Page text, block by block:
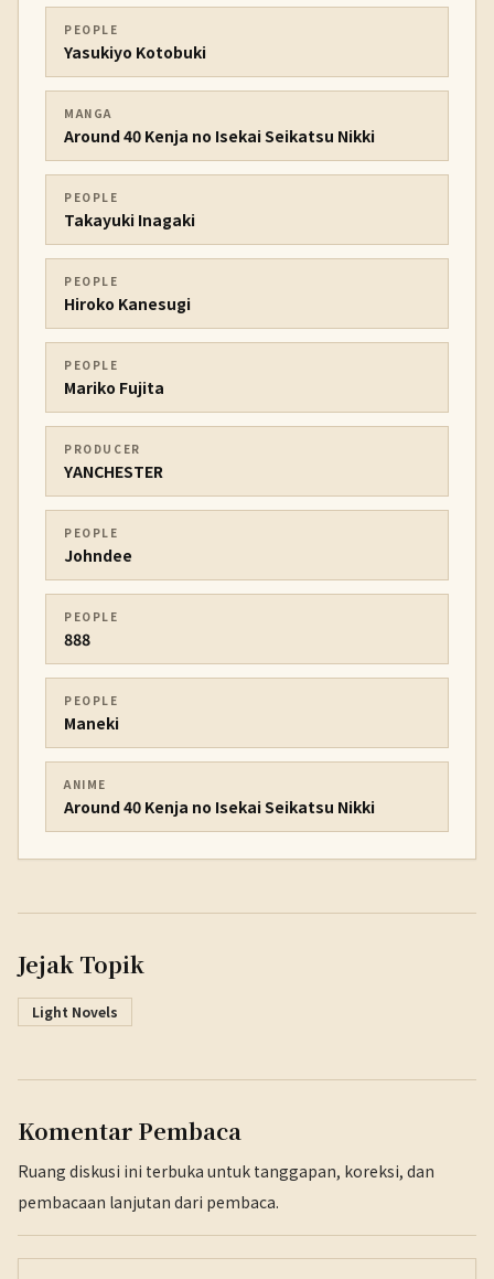
PEOPLE
Yasukiyo Kotobuki
MANGA
Around 40 Kenja no Isekai Seikatsu Nikki
PEOPLE
Takayuki Inagaki
PEOPLE
Hiroko Kanesugi
PEOPLE
Mariko Fujita
PRODUCER
YANCHESTER
PEOPLE
Johndee
PEOPLE
888
PEOPLE
Maneki
ANIME
Around 40 Kenja no Isekai Seikatsu Nikki
Jejak Topik
Light Novels
Komentar Pembaca
Ruang diskusi ini terbuka untuk tanggapan, koreksi, dan
pembacaan lanjutan dari pembaca.